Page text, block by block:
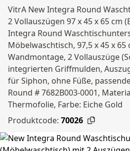
VitrA New Integra Round
2 Vollauszügen 97 x 45 x 65 cm
Integra Round
Möbelwaschtisch, 97,5 x 45 x 65
Wandmontage, 2 Vollauszüge
integrierten Griffmulden,
für Siphon, ohne Füße,
Round # 7682B003-0001,
Thermofolie, Farbe: Eiche Gold
Produktcode: 70026